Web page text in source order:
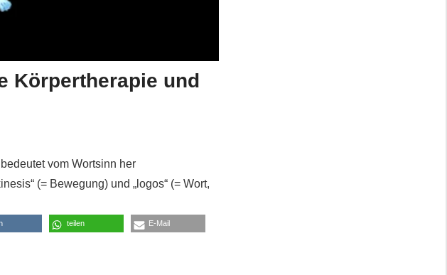
Körpertherapie und
vom Wortsinn her
(= Bewegung) und „logos“ (= Wort,
teilen E-Mail